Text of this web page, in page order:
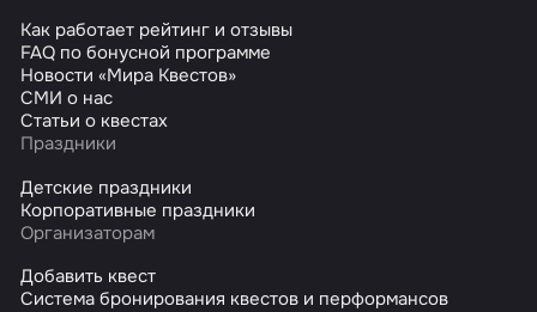
Как работает рейтинг и отзывы
FAQ по бонусной программе
Новости «Мира Квестов»
СМИ о нас
Статьи о квестах
Праздники
Детские праздники
Корпоративные праздники
Организаторам
Добавить квест
Система бронирования квестов и перформансов